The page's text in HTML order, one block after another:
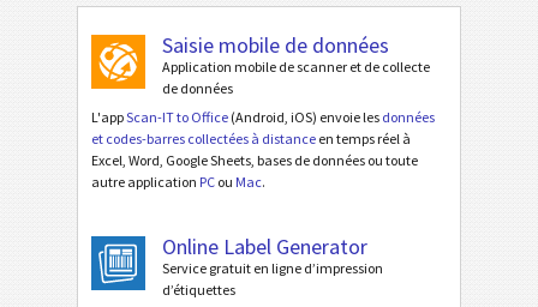
Saisie mobile de données
Application mobile de scanner et de collecte
de données
L'appScan-IT to Office (Android, iOS) envoie les données
et codes-barres collectées à distance en temps réel à
Excel, Word, Google Sheets, bases de données ou toute
autre application PC ou Mac.
Online Label Generator
Service gratuit en ligne d’impression
d’étiquettes